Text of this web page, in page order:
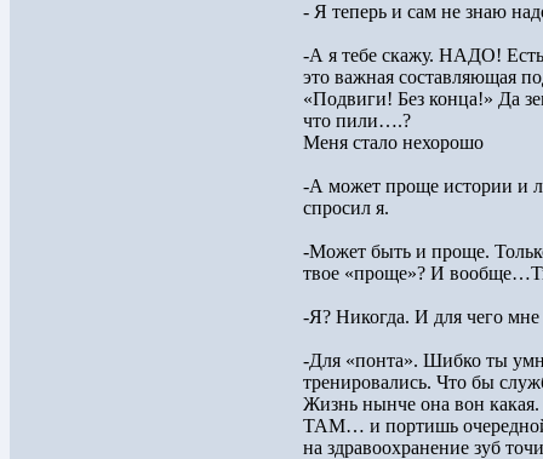
- Я теперь и сам не знаю
-А я тебе скажу. НАДО!
это важная составляющая
«Подвиги! Без конца!» Да
что пили….?
Меня стало нехорошо
-А может проще истории и
спросил я.
-Может быть и проще.
твое «проще»? И
-Я? Никогда. И для чего мне
-Для «понта». Шибко ты
тренировались. Что бы
Жизнь нынче она вон
ТАМ… и портишь очередной
на здравоохранение зуб